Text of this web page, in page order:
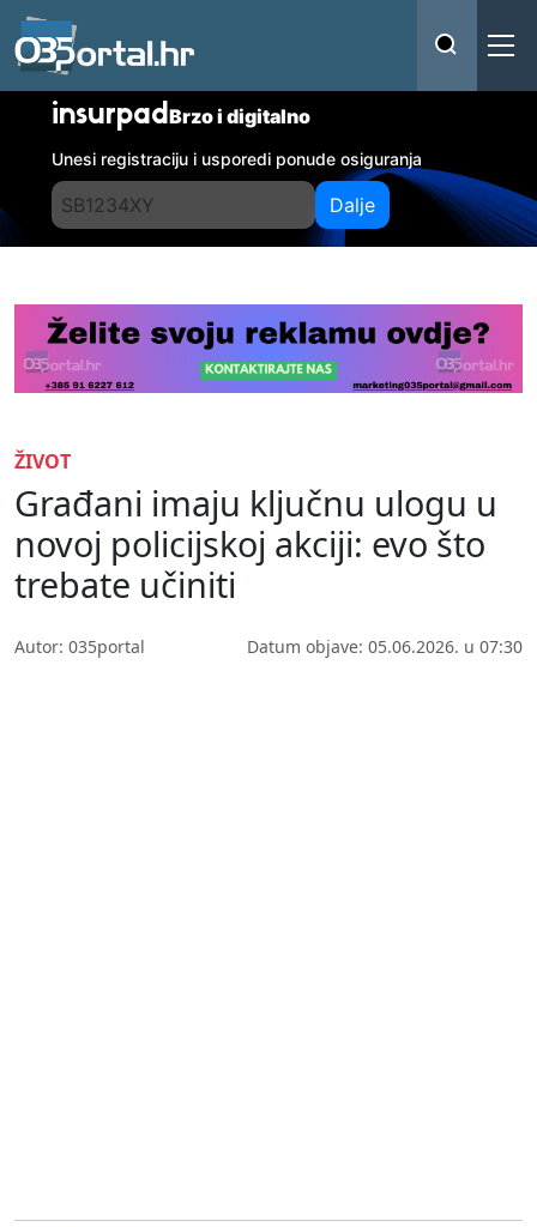
insurpadBrzo i digitalno
Unesi registraciju i usporedi ponude osiguranja
Dalje
ŽIVOT
Građani imaju ključnu ulogu u
novoj policijskoj akciji: evo što
trebate učiniti
Autor: 035portal Datum objave: 05.06.2026. u 07:30